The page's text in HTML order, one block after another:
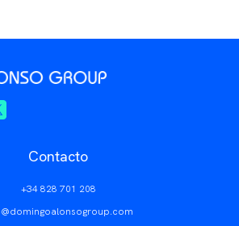
Contacto
+34 828 701 208